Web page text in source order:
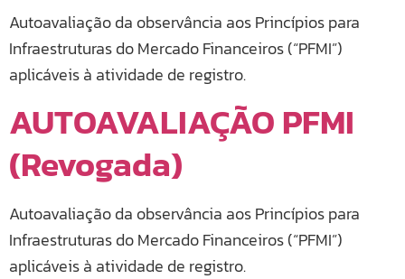
Autoavaliação da observância aos Princípios para
Infraestruturas do Mercado Financeiros (“PFMI”)
aplicáveis à atividade de registro.
AUTOAVALIAÇÃO PFMI
(Revogada)
Autoavaliação da observância aos Princípios para
Infraestruturas do Mercado Financeiros (“PFMI”)
aplicáveis à atividade de registro.